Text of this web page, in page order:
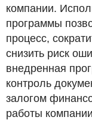
компании.
программы
процесс,
снизить риск
внедренная
контроль
залогом
работы